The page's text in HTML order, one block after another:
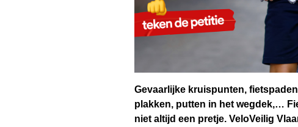
Gevaarlijke kruispunten,
plakken, putten in het wegdek,…
niet altijd een pretje. VeloVeilig